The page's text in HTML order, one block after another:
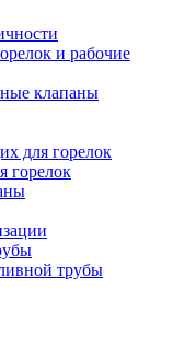
и рабочие
клапаны
для горелок
горелок
трубы